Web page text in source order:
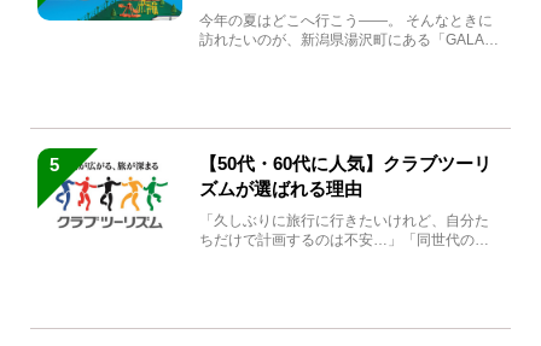
生まれ変わる
今年の夏はどこへ行こう――。 そんなときに
訪れたいのが、新潟県湯沢町にある「GALA湯
5
【50代・60代に人気】クラブツーリ
ズムが選ばれる理由
「久しぶりに旅行に行きたいけれど、自分た
ちだけで計画するのは不安…」「同世代の方